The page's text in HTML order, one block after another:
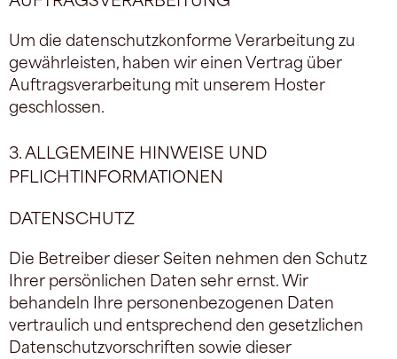
Um die datenschutzkonforme Verarbeitung zu
gewährleisten, haben wir einen Vertrag über
Auftragsverarbeitung mit unserem Hoster
geschlossen.
3. ALLGEMEINE HINWEISE UND
PFLICHTINFORMATIONEN
DATENSCHUTZ
Die Betreiber dieser Seiten nehmen den Schutz
Ihrer persönlichen Daten sehr ernst. Wir
behandeln Ihre personenbezogenen Daten
vertraulich und entsprechend den gesetzlichen
Datenschutzvorschriften sowie dieser